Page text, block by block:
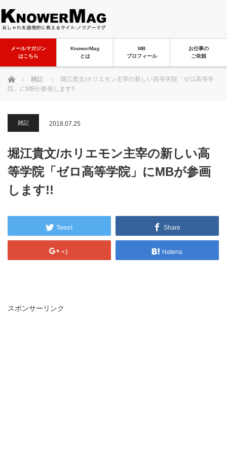
メールマガジン
はこちら
KnowerMag
とは
MB
プロフィール
お仕事の
ご依頼
ホーム 雑記
堀江貴文/ホリエモン主宰の新しい高等学院「ゼロ高等学
院」にMBが参画します!!
雑記 2018.07.25
堀江貴文/ホリエモン主宰の新しい高
等学院「ゼロ高等学院」にMBが参画
します!!
Tweet Share
+1 Hatena
スポンサーリンク